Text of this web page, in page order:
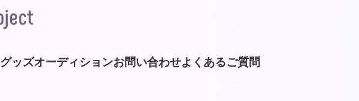
グッズオーディションお問い合わせよくあるご質問